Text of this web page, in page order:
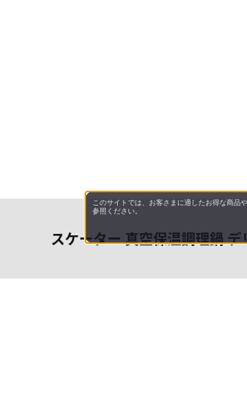
スケーター 真空保温調理鍋
このサイトでは、お客さまに適したお得な商品
参照ください。